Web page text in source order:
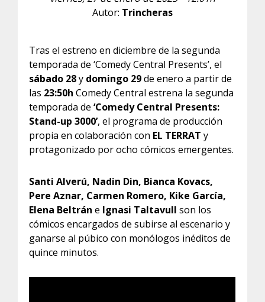
Autor: Trincheras
Tras el estreno en diciembre de la segunda
temporada de ‘Comedy Central Presents’, el
sábado 28y domingo 29de enero a partir de
las 23:50h Comedy Central estrena la segunda
temporada de‘Comedy Central Presents:
Stand-up 3000’, el programa de producción
propia en colaboración con EL TERRATy
protagonizado por ocho cómicos emergentes.
Santi Alverú, Nadin Din, Bianca Kovacs,
Pere Aznar, Carmen Romero, Kike García,
Elena Beltrán e Ignasi Taltavull son los
cómicos encargados de subirse al escenario y
ganarse al púbico con monólogos inéditos de
quince minutos.